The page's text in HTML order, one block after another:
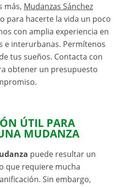
más, Mudanzas Sánchez
para hacerte la vida un poco
con amplia experiencia en
e interurbanas. Permítenos
tus sueños. Contacta con
obtener un presupuesto
ÚTIL PARA
MUDANZA
puede resultar un
que requiere mucha
Sin embargo,